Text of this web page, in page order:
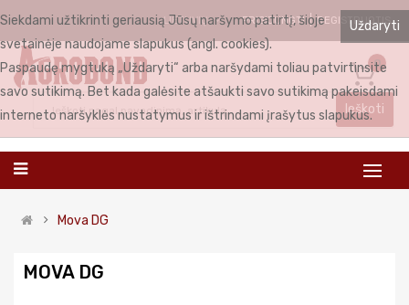
LIETUVIŲ PRISIJUNGTI REGISTRUOTIS
0
Ieškoti
Mova DG
MOVA DG
Uždaryti
Siekdami užtikrinti geriausią Jūsų naršymo patirtį, šioje
svetainėje naudojame slapukus (angl. cookies).
Paspaudę mygtuką „Uždaryti“ arba naršydami toliau patvirtinsite
savo sutikimą. Bet kada galėsite atšaukti savo sutikimą pakeisdami
interneto naršyklės nustatymus ir ištrindami įrašytus slapukus.